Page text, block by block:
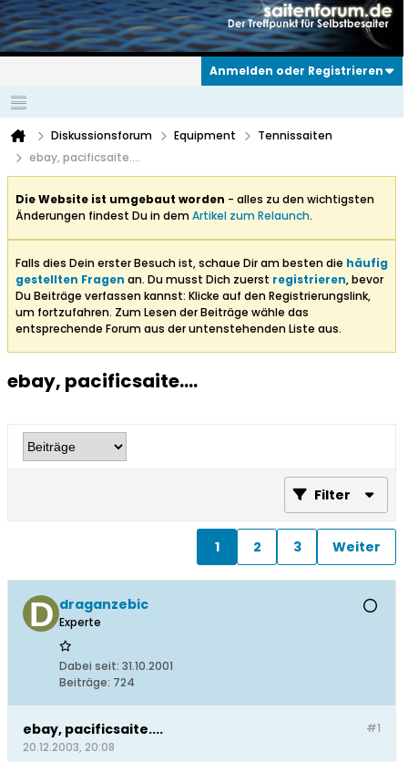
Anmelden oder Registrieren
Diskussionsforum Equipment
Tennissaiten
ebay, pacificsaite....
Die Website ist umgebaut worden - alles zu den wichtigsten
Änderungen findest Du in demArtikel zum Relaunch.
Falls dies Dein erster Besuch ist, schaue Dir am besten die häufig
gestellten Fragen an. Du musst Dich zuerst registrieren, bevor
Du Beiträge verfassen kannst: Klicke auf den Registrierungslink,
um fortzufahren. Zum Lesen der Beiträge wähle das
entsprechende Forum aus der untenstehenden Liste aus.
ebay, pacificsaite....
Filter
1 2 3 Weiter
draganzebic
Experte
Dabei seit: 31.10.2001
Beiträge: 724
#1
ebay, pacificsaite....
20.12.2003, 20:08